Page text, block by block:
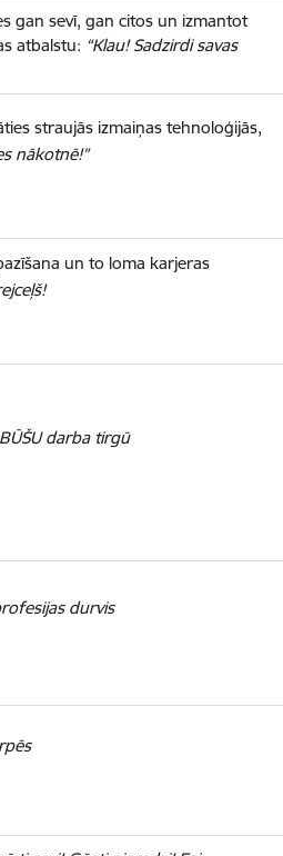
gan sevī, gan citos un izmantot
atbalstu: “Klau! Sadzirdi savas
straujās izmaiņas tehnoloģijās,
nākotnē!”
un to loma karjeras
darba tirgū
durvis